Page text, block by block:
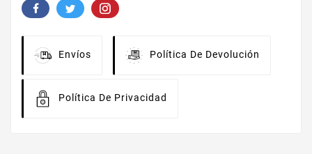
Envíos Política De Devolución
Política De Privacidad